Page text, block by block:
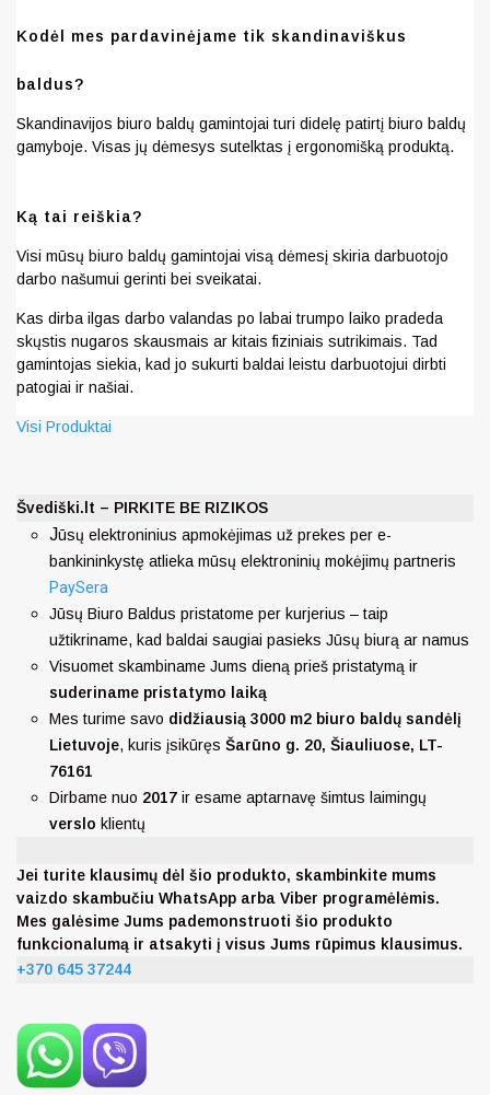
Kodėl mes pardavinėjame tik skandinaviškus
baldus?
Skandinavijos biuro baldų gamintojai turi didelę patirtį biuro baldų
gamyboje. Visas jų dėmesys sutelktas į ergonomišką produktą.
Ką tai reiškia?
Visi mūsų biuro baldų gamintojai visą dėmesį skiria darbuotojo
darbo našumui gerinti bei sveikatai.
Kas dirba ilgas darbo valandas po labai trumpo laiko pradeda
skųstis nugaros skausmais ar kitais fiziniais sutrikimais. Tad
gamintojas siekia, kad jo sukurti baldai leistu darbuotojui dirbti
patogiai ir našiai.
Visi Produktai
Švediški.lt – PIRKITE BE RIZIKOS
Jūsų elektroninius apmokėjimas už prekes per e-
bankininkystę atlieka mūsų elektroninių mokėjimų partneris
PaySera
Jūsų Biuro Baldus pristatome per kurjerius – taip
užtikriname, kad baldai saugiai pasieks Jūsų biurą ar namus
Visuomet skambiname Jums dieną prieš pristatymą ir
suderiname pristatymo laiką
Mes turime savo didžiausią 3000 m2 biuro baldų sandėlį
Lietuvoje, kuris įsikūręs Šarūno g. 20, Šiauliuose, LT-
76161
Dirbame nuo 2017 ir esame aptarnavę šimtus laimingų
verslo klientų
Jei turite klausimų dėl šio produkto, skambinkite mums
vaizdo skambučiu WhatsApp arba Viber programėlėmis.
Mes galėsime Jums pademonstruoti šio produkto
funkcionalumą ir atsakyti į visus Jums rūpimus klausimus.
+370 645 37244